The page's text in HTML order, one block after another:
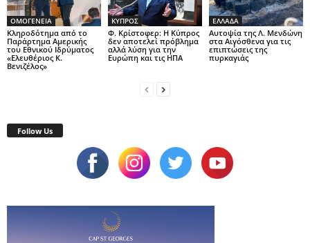
ΟΜΟΓΕΝΕΙΑ
Κληροδότημα από το
Παράρτημα Αμερικής
του Εθνικού Ιδρύματος
«Ελευθέριος Κ.
Βενιζέλος»
ΚΥΠΡΟΣ
Φ. Κρίστοφερ: Η Κύπρος
δεν αποτελεί πρόβλημα
αλλά λύση για την
Ευρώπη και τις ΗΠΑ
ΕΛΛΑΔΑ
Αυτοψία της Λ. Μενδώνη
στα Αιγόσθενα για τις
επιπτώσεις της
πυρκαγιάς
Follow Us